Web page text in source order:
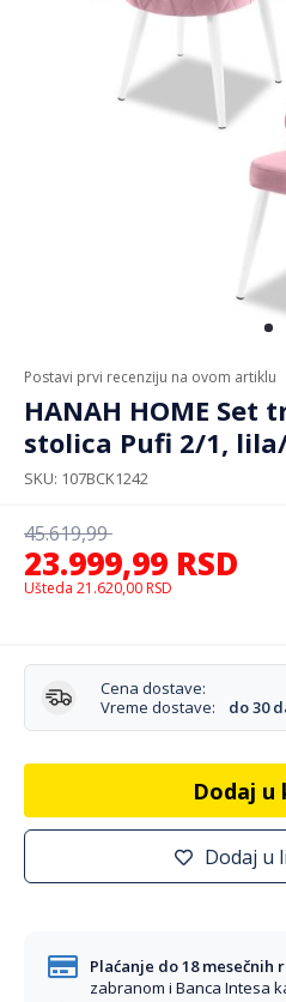
Postavi prvi recenziju na ovom artiklu
HANAH HOME Set
stolica Pufi 2/1,
SKU 107BCK1242
23.999,99 RSD
45.619,99
Ušteda 21.620,00 RSD
Cena dostave:
Vreme dostave:
do 30
Dodaj u
Dodaj u
Plaćanje do 18 mesečnih
zabranom i Banca Intesa